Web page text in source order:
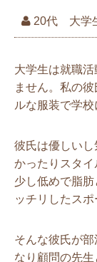
20代 大学
大学生は就職
ません。私の
ルな服装で学校
彼氏は優しい
かったりスタ
少し低めで脂
ッチリしたスポ
そんな彼氏が
なり顧問の先